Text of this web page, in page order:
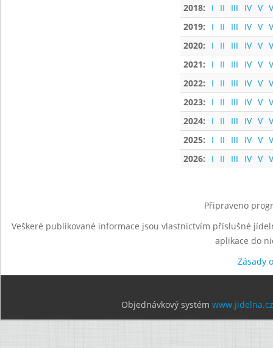
2018:
I II III IV V
2019:
I II III IV V
2020:
I II III IV V
2021:
I II III IV V
2022:
I II III IV V
2023:
I II III IV V
2024:
I II III IV V
2025:
I II III IV V
2026:
I II III IV V
Připraveno
Veškeré publikované informace jsou vlastnictvím příslušné
aplikace do
Zásady
Objednávkový systém www.jidelna.cz